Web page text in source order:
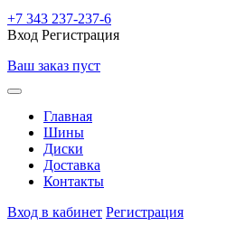
+7 343 237-237-6
Вход Регистрация
Ваш заказ пуст
Главная
Шины
Диски
Доставка
Контакты
Вход в кабинет Регистрация